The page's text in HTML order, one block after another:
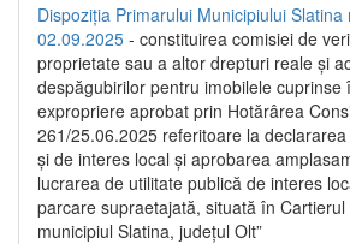
Dispoziția Primarului Municipiului Slatina
02.09.2025 - constituirea comisiei de
proprietate sau a altor drepturi reale și
despăgubirilor pentru imobilele cuprinse
expropriere aprobat prin Hotărârea
261/25.06.2025 referitoare la
și de interes local și aprobarea
lucrarea de utilitate publică de interes
parcare supraetajată, situată în
municipiul Slatina, județul Olt”